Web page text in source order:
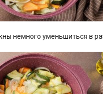
немного уменьшиться в